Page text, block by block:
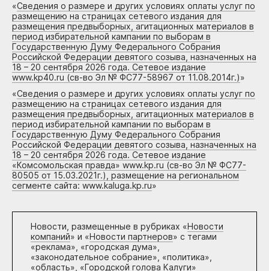
«Сведения о размере и других условиях оплаты услуг по
размещению на страницах сетевого издания для
размещения предвыборных, агитационных материалов в
период избирательной кампании по выборам в
Государственную Думу Федерального Собрания
Российской Федерации девятого созыва, назначенных на
18 – 20 сентября 2026 года. Сетевое издание
www.kp40.ru (св-во Эл № ФС77-58967 от 11.08.2014г.)»
«Сведения о размере и других условиях оплаты услуг по
размещению на страницах сетевого издания для
размещения предвыборных, агитационных материалов в
период избирательной кампании по выборам в
Государственную Думу Федерального Собрания
Российской Федерации девятого созыва, назначенных на
18 – 20 сентября 2026 года. Сетевое издание
«Комсомольская правда» www.kp.ru (св-во Эл № ФС77-
80505 от 15.03.2021г.), размещение на региональном
сегменте сайта: www.kaluga.kp.ru»
Новости, размещенные в рубриках «Новости
компаний» и «Новости партнеров» с тегами
«реклама», «городская дума»,
«законодательное собрание», «политика»,
«область», «Городской голова Калуги»